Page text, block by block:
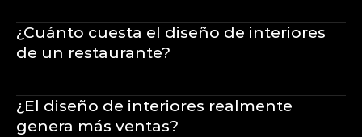
¿Cuánto cuesta el diseño de interiores
de un restaurante?
¿El diseño de interiores realmente
genera más ventas?